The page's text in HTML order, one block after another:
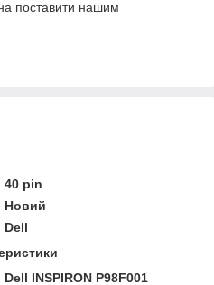
поставити нашим
40 pin
Новий
Dell
Dell INSPIRON P98F001